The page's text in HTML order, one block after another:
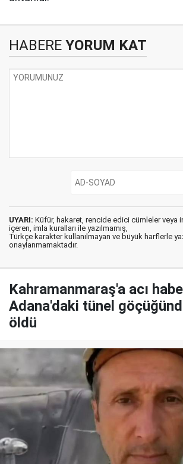
HABERE YORUM KAT
UYARI: Küfür, hakaret, rencide edici cümleler veya
içeren, imla kuralları ile yazılmamış,
Türkçe karakter kullanılmayan ve büyük harflerle
onaylanmamaktadır.
Kahramanmaraş'a acı
Adana'daki tünel
öldü